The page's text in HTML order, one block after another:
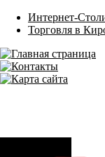
Интернет-
Торговля в